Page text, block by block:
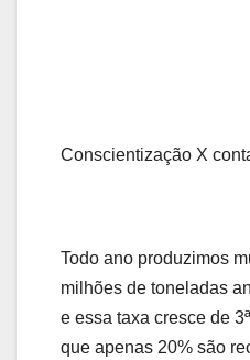
Conscientização X
Todo ano produzimos
milhões de toneladas
e essa taxa cresce de
que apenas 20% são